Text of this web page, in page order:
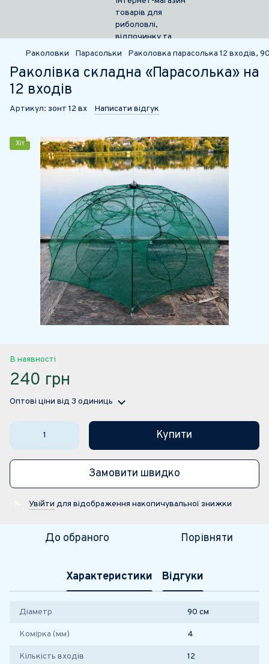
Раколовки Парасольки Раколовка парасолька 12 входів,
Раколівка складна «Парасолька» на
12 входів
Артикул: зонт 12 вх Написати відгук
Хіт
В наявності
240 грн
Оптові ціни від 3 одиниць
Купити
Замовити швидко
Увійти для відображення накопичувальної знижки
До обраного Порівняти
Характеристики Відгуки
Діаметр 90 см
Комірка (мм) 4
Кількість входів 12